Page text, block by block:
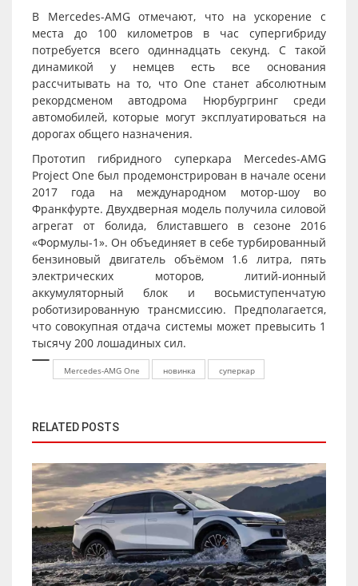
В Mercedes-AMG отмечают, что на ускорение с
места до 100 километров в час супергибриду
потребуется всего одиннадцать секунд. С такой
динамикой у немцев есть все основания
рассчитывать на то, что One станет абсолютным
рекордсменом автодрома Нюрбургринг среди
автомобилей, которые могут эксплуатироваться на
дорогах общего назначения.
Прототип гибридного суперкара Mercedes-AMG
Project One был продемонстрирован в начале осени
2017 года на международном мотор-шоу во
Франкфурте. Двухдверная модель получила силовой
агрегат от болида, блиставшего в сезоне 2016
«Формулы-1». Он объединяет в себе турбированный
бензиновый двигатель объёмом 1.6 литра, пять
электрических моторов, литий-ионный
аккумуляторный блок и восьмиступенчатую
роботизированную трансмиссию. Предполагается,
что совокупная отдача системы может превысить 1
тысячу 200 лошадиных сил.
Mercedes-AMG One новинка суперкар
RELATED POSTS